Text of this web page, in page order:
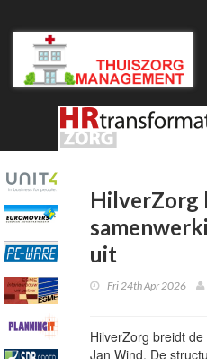
HilverZorg
uit
Fri 24th Apr 2026
HilverZorg breidt
Jan Wind. De